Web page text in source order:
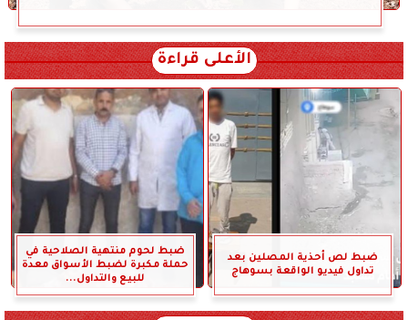
الأعلى قراءة
ضبط لص أحذية المصلين بعد
تداول فيديو الواقعة بسوهاج
ضبط لحوم منتهية الصلاحية في
حملة مكبرة لضبط الأسواق معدة
للبيع والتداول...